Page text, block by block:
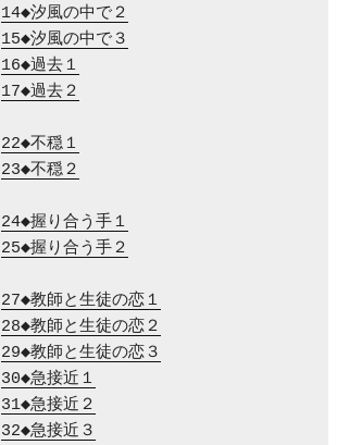
14◆汐風の中で２
15◆汐風の中で３
16◆過去１
17◆過去２
22◆不穏１
23◆不穏２
24◆握り合う手１
25◆握り合う手２
27◆教師と生徒の恋１
28◆教師と生徒の恋２
29◆教師と生徒の恋３
30◆急接近１
31◆急接近２
32◆急接近３